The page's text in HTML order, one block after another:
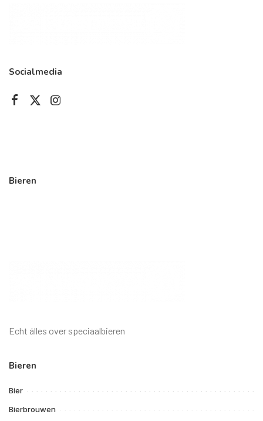
Socialmedia
Bieren
Echt álles over speciaalbieren
Bieren
Bier
Bierbrouwen